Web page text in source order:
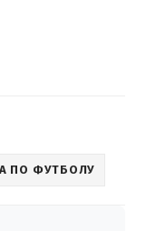
ПО ФУТБОЛУ